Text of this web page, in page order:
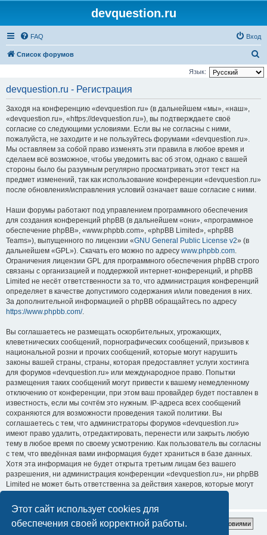
Этот сайт использует cookies для
обеспечения своей корректной работы.
devquestion.ru
FAQ Вход
Список форумов
о
Язык:
devquestion.ru - Регистрация
Заходя на конференцию «devquestion.ru» (в дальнейшем «мы», «наш»,
«devquestion.ru», «https://devquestion.ru»), вы подтверждаете своё
согласие со следующими условиями. Если вы не согласны с ними,
пожалуйста, не заходите и не пользуйтесь форумами «devquestion.ru».
Мы оставляем за собой право изменять эти правила в любое время и
сделаем всё возможное, чтобы уведомить вас об этом, однако с вашей
стороны было бы разумным регулярно просматривать этот текст на
предмет изменений, так как использование конференции «devquestion.ru»
после обновления/исправления условий означает ваше согласие с ними.
Наши форумы работают под управлением программного обеспечения
для создания конференций phpBB (в дальнейшем «они», «программное
обеспечение phpBB», «www.phpbb.com», «phpBB Limited», «phpBB
Teams»), выпущенного по лицензии «GNU General Public License v2» (в
дальнейшем «GPL»). Скачать его можно по адресу www.phpbb.com.
Ограничения лицензии GPL для программного обеспечения phpBB строго
связаны с организацией и поддержкой интернет-конференций, и phpBB
Limited не несёт ответственности за то, что администрация конференций
определяет в качестве допустимого содержания и/или поведения в них.
За дополнительной информацией о phpBB обращайтесь по адресу
https://www.phpbb.com/.
Вы соглашаетесь не размещать оскорбительных, угрожающих,
клеветнических сообщений, порнографических сообщений, призывов к
национальной розни и прочих сообщений, которые могут нарушить
законы вашей страны, страны, которая предоставляет услуги хостинга
для форумов «devquestion.ru» или международное право. Попытки
размещения таких сообщений могут привести к вашему немедленному
отключению от конференции, при этом ваш провайдер будет поставлен в
известность, если мы сочтём это нужным. IP-адреса всех сообщений
сохраняются для возможности проведения такой политики. Вы
соглашаетесь с тем, что администраторы форумов «devquestion.ru»
имеют право удалить, отредактировать, перенести или закрыть любую
тему в любое время по своему усмотрению. Как пользователь вы согласны
с тем, что введённая вами информация будет храниться в базе данных.
Хотя эта информация не будет открыта третьим лицам без вашего
разрешения, ни администрация конференции «devquestion.ru», ни phpBB
Limited не может быть ответственна за действия хакеров, которые могут